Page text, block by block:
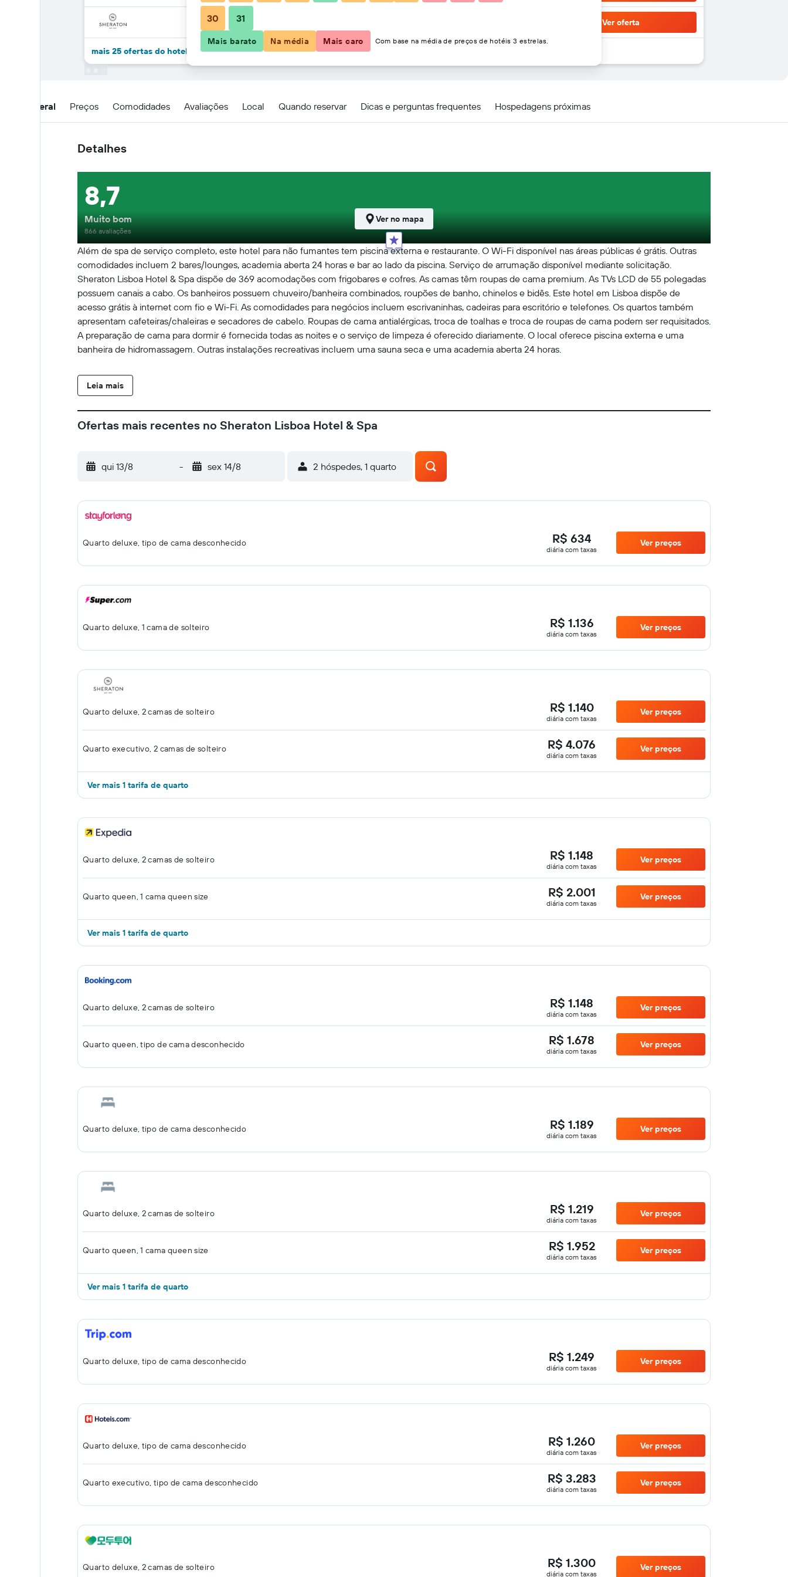
Ver oferta
mais 25 ofertas do hotel Sheraton Lisboa Hotel & Spa
Visão geral Preços Comodidades Avaliações Local Quando reservar Dicas e perguntas frequentes Hospedagens próximas
Detalhes
Além de spa de serviço completo, este hotel para não fumantes tem piscina externa e restaurante. O Wi-Fi disponível nas áreas públicas é grátis. Outras
comodidades incluem 2 bares/lounges, academia aberta 24 horas e bar ao lado da piscina. Serviço de arrumação disponível mediante solicitação.
Sheraton Lisboa Hotel & Spa dispõe de 369 acomodações com frigobares e cofres. As camas têm roupas de cama premium. As TVs LCD de 55 polegadas
possuem canais a cabo. Os banheiros possuem chuveiro/banheira combinados, roupões de banho, chinelos e bidês. Este hotel em Lisboa dispõe de
acesso grátis à internet com fio e Wi-Fi. As comodidades para negócios incluem escrivaninhas, cadeiras para escritório e telefones. Os quartos também
apresentam cafeteiras/chaleiras e secadores de cabelo. Roupas de cama antialérgicas, troca de toalhas e troca de roupas de cama podem ser requisitados.
A preparação de cama para dormir é fornecida todas as noites e o serviço de limpeza é oferecido diariamente. O local oferece piscina externa e uma
banheira de hidromassagem. Outras instalações recreativas incluem uma sauna seca e uma academia aberta 24 horas.
Leia mais
8,7
Muito bom
866 avaliações
Ver no mapa
Ofertas mais recentes no Sheraton Lisboa Hotel & Spa
qui 13/8 - sex 14/8 2 hóspedes, 1 quarto
Quarto deluxe, tipo de cama desconhecido R$ 634
diária com taxas
Ver preços
Quarto deluxe, 1 cama de solteiro R$ 1.136
diária com taxas
Ver preços
Quarto deluxe, 2 camas de solteiro R$ 1.140
diária com taxas
Ver preços
Quarto executivo, 2 camas de solteiro R$ 4.076
diária com taxas
Ver preços
Ver mais 1 tarifa de quarto
Quarto deluxe, 2 camas de solteiro R$ 1.148
diária com taxas
Ver preços
Quarto queen, 1 cama queen size R$ 2.001
diária com taxas
Ver preços
Ver mais 1 tarifa de quarto
Quarto deluxe, 2 camas de solteiro R$ 1.148
diária com taxas
Ver preços
Quarto queen, tipo de cama desconhecido R$ 1.678
diária com taxas
Ver preços
Quarto deluxe, tipo de cama desconhecido R$ 1.189
diária com taxas
Ver preços
Quarto deluxe, 2 camas de solteiro R$ 1.219
diária com taxas
Ver preços
Quarto queen, 1 cama queen size R$ 1.952
diária com taxas
Ver preços
Ver mais 1 tarifa de quarto
Quarto deluxe, tipo de cama desconhecido R$ 1.249
diária com taxas
Ver preços
Quarto deluxe, tipo de cama desconhecido R$ 1.260
diária com taxas
Ver preços
Quarto executivo, tipo de cama desconhecido R$ 3.283
diária com taxas
Ver preços
Quarto deluxe, 2 camas de solteiro R$ 1.300
diária com taxas
Ver preços
30 31
Mais barato Na média Mais caro Com base na média de preços de hotéis 3 estrelas.